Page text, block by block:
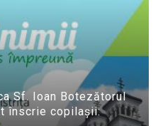
Sf. Ioan Botezătorul
înscrie copilașii: